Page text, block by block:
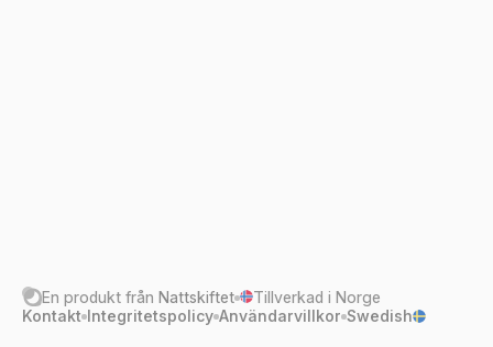
En produkt från Nattskiftet
Tillverkad i Norge
Kontakt Integritetspolicy Användarvillkor Swedish